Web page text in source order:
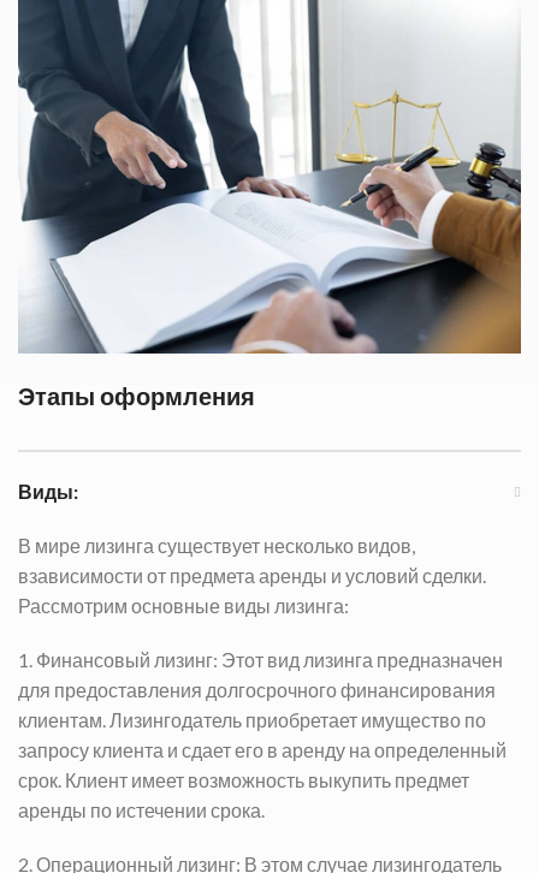
Этапы оформления
Виды:
В мире лизинга существует несколько видов,
взависимости от предмета аренды и условий сделки.
Рассмотрим основные виды лизинга:
1. Финансовый лизинг: Этот вид лизинга предназначен
для предоставления долгосрочного финансирования
клиентам. Лизингодатель приобретает имущество по
запросу клиента и сдает его в аренду на определенный
срок. Клиент имеет возможность выкупить предмет
аренды по истечении срока.
2. Операционный лизинг: В этом случае лизингодатель